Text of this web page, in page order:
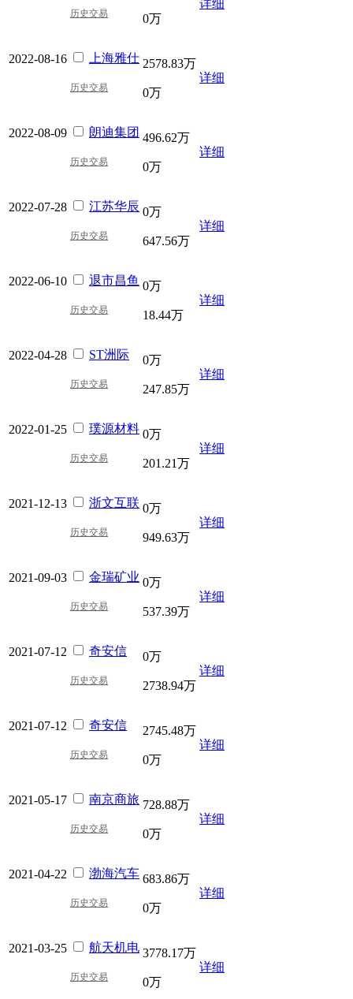
历史交易 0万
详细
2022-08-16 上海雅仕
历史交易
2578.83万
0万
详细
2022-08-09 朗迪集团
历史交易
496.62万
0万
详细
2022-07-28 江苏华辰
历史交易
0万
647.56万
详细
2022-06-10 退市昌鱼
历史交易
0万
18.44万
详细
2022-04-28 ST洲际
历史交易
0万
247.85万
详细
2022-01-25 璞源材料
历史交易
0万
201.21万
详细
2021-12-13 浙文互联
历史交易
0万
949.63万
详细
2021-09-03 金瑞矿业
历史交易
0万
537.39万
详细
2021-07-12 奇安信
历史交易
0万
2738.94万
详细
2021-07-12 奇安信
历史交易
2745.48万
0万
详细
2021-05-17 南京商旅
历史交易
728.88万
0万
详细
2021-04-22 渤海汽车
历史交易
683.86万
0万
详细
2021-03-25 航天机电
历史交易
3778.17万
0万
详细